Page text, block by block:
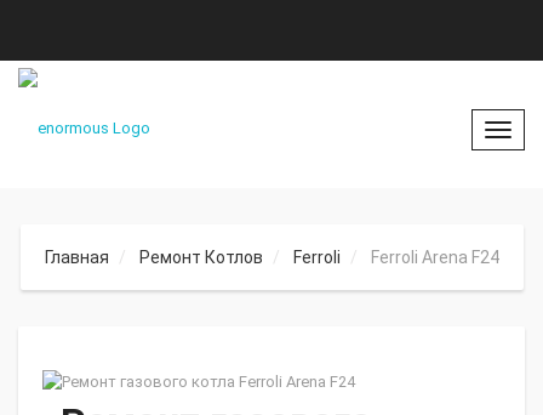
Главная Ремонт Котлов Ferroli Ferroli Arena F24